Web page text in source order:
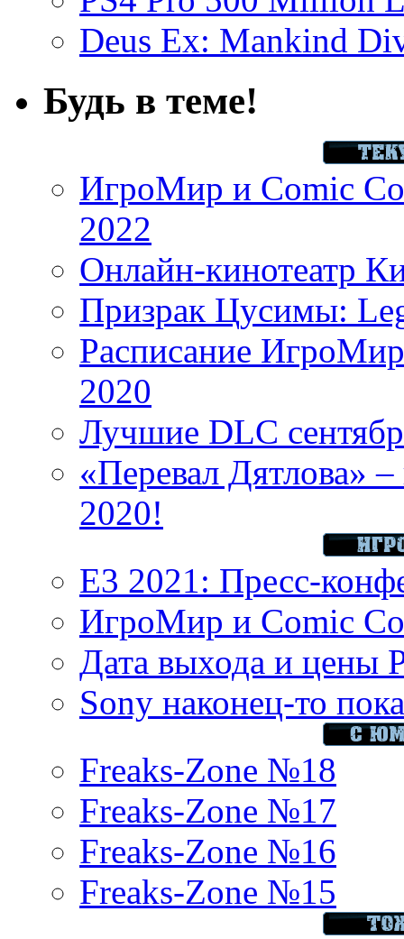
Deus Ex: Mankind
Будь в теме!
ИгроМир и Comic
2022
Онлайн-кинотеатр
Призрак Цусимы:
Расписание
2020
Лучшие DLC
«Перевал Дятлова»
2020!
E3 2021: Пресс-
ИгроМир и Comic
Дата выхода и цены
Sony наконец-то
Freaks-Zone №18
Freaks-Zone №17
Freaks-Zone №16
Freaks-Zone №15